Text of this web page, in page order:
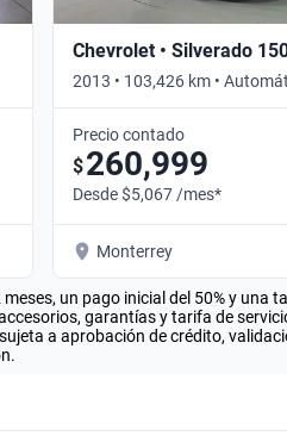
Chevrolet • Silverado
2013 • 103,426 km •
Precio contado
$260,999
Desde $5,067 /mes*
Monterrey
un pago inicial del 50% y una
garantías y tarifa de
a aprobación de crédito,